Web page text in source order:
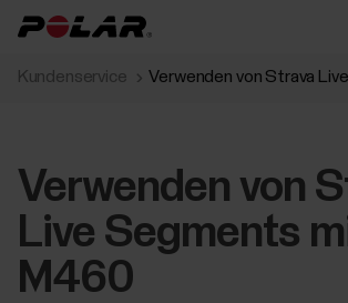
Kundenservice Verwenden von Strava
Verwenden von
Live Segments
M460